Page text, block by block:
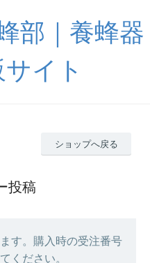
部｜養蜂器
イト
ショップへ戻る
投稿
す。購入時の受注番号
ください。